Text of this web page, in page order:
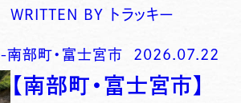
WRITTEN BY トラッキー
-南部町・富士宮市 2026.07.22
【南部町・富士宮市】